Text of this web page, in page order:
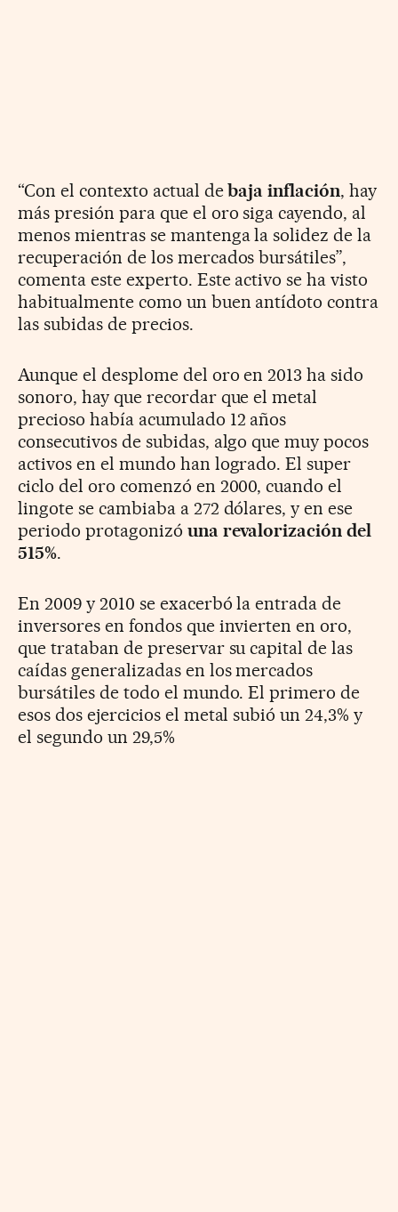
“Con el contexto actual debaja inflación, hay
más presión para que el oro siga cayendo, al
menos mientras se mantenga la solidez de la
recuperación de los mercados bursátiles”,
comenta este experto. Este activo se ha visto
habitualmente como un buen antídoto contra
las subidas de precios.
Aunque el desplome del oro en 2013 ha sido
sonoro, hay que recordar que el metal
precioso había acumulado 12 años
consecutivos de subidas, algo que muy pocos
activos en el mundo han logrado. El super
ciclo del oro comenzó en 2000, cuando el
lingote se cambiaba a 272 dólares, y en ese
periodo protagonizó una revalorización del
515%.
En 2009 y 2010 se exacerbó la entrada de
inversores en fondos que invierten en oro,
que trataban de preservar su capital de las
caídas generalizadas en los mercados
bursátiles de todo el mundo. El primero de
esos dos ejercicios el metal subió un 24,3% y
el segundo un 29,5%